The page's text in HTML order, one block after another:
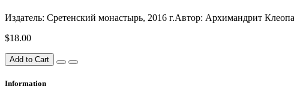
Издатель: Сретенский монастырь, 2016 г.Автор: Архимандрит
$18.00
Add to Cart
Information